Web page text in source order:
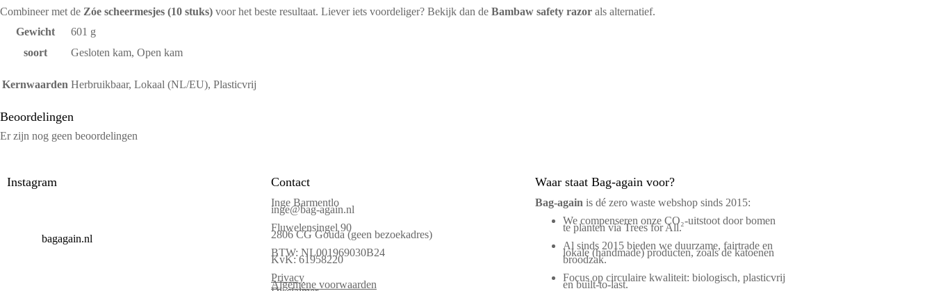
Combineer met de Zóe scheermesjes (10 stuks) voor het beste resultaat. Liever iets voordeliger? Bekijk dan de Bambaw safety razor als alternatief.
Gewicht
601 g
soort
Gesloten kam, Open kam
Kernwaarden Herbruikbaar, Lokaal (NL/EU), Plasticvrij
Beoordelingen
Er zijn nog geen beoordelingen
Instagram
bagagain.nl
Contact
Inge Barmentlo
inge@bag-again.nl
Fluwelensingel 90
2806 CG Gouda (geen bezoekadres)
BTW: NL001969030B24
KvK: 61958220
Privacy
Algemene voorwaarden
Waar staat Bag-again voor?
Bag‑again is dé zero waste webshop sinds 2015:
We compenseren onze CO₂-uitstoot door bomen
te planten via Trees for All.
Al sinds 2015 bieden we duurzame, fairtrade en
lokale (handmade) producten, zoals de katoenen
broodzak.
Focus op circulaire kwaliteit: biologisch, plasticvrij
en built-to-last.